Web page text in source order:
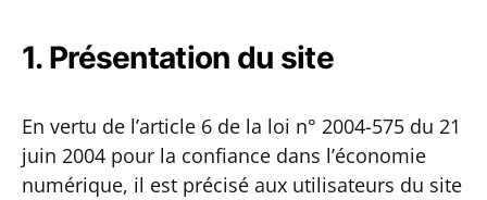
1. Présentation du site
En vertu de l’article 6 de la loi n° 2004-575 du 21
juin 2004 pour la confiance dans l’économie
numérique, il est précisé aux utilisateurs du site